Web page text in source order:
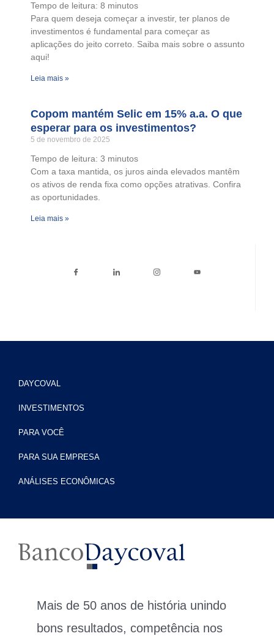
Tempo de leitura: 8 minutos
Para quem deseja começar a investir, ter planos de
investimentos é fundamental para começar as
aplicações do jeito correto. Saiba mais sobre o assunto
aqui!
Leia mais »
Copom mantém Selic em 15% a.a. O que
esperar para os investimentos?
5 de novembro de 2025
Tempo de leitura: 3 minutos
Com a taxa mantida, os juros ainda elevados mantêm
os ativos de renda fixa como opções atrativas. Confira
as oportunidades.
Leia mais »
DAYCOVAL
INVESTIMENTOS
PARA VOCÊ
PARA SUA EMPRESA
ANÁLISES ECONÔMICAS
Mais de 50 anos de história unindo
bons resultados, competência nos